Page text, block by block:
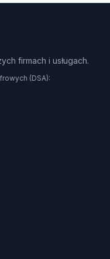
firmach i usługach.
(DSA):